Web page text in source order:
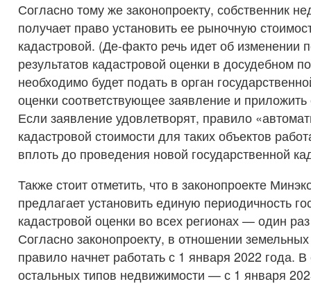
Согласно тому же законопроекту, собственник
получает право установить ее рыночную
кадастровой. (Де-факто речь идет об изменении
результатов кадастровой оценки в досудебном
необходимо будет подать в орган
оценки соответствующее заявление и приложить
Если заявление удовлетворят, правило
кадастровой стоимости для таких объектов
вплоть до проведения новой государственной
Также стоит отметить, что в законопроекте
предлагает установить единую периодичность
кадастровой оценки во всех регионах — один
Согласно законопроекту, в отношении
правило начнет работать с 1 января 2022 года.
остальных типов недвижимости — с 1 января